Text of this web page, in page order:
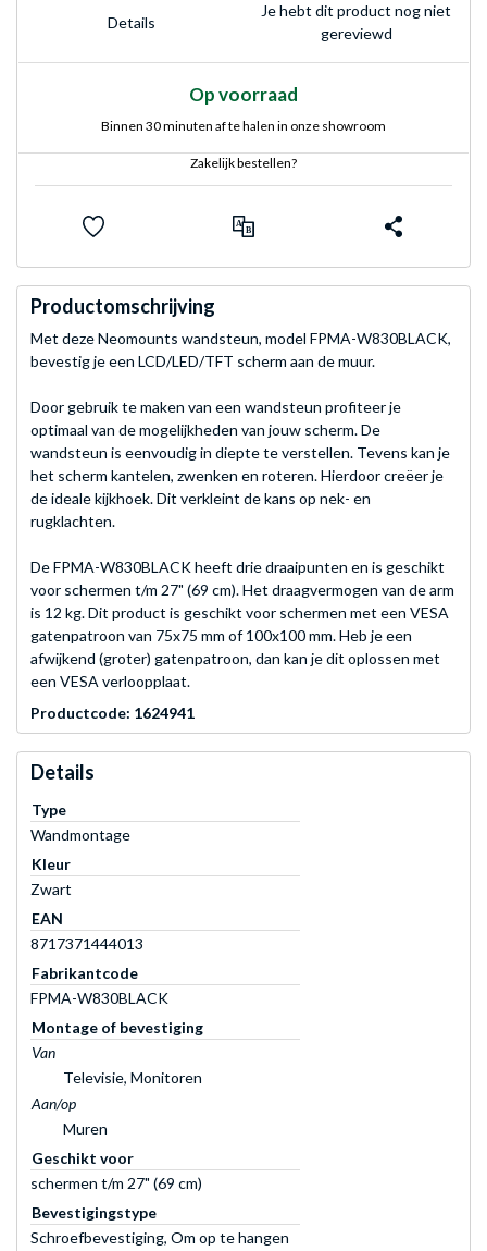
Details
Je hebt dit product nog niet
gereviewd
Op voorraad
Binnen 30 minuten af te halen in onze showroom
Zakelijk bestellen?
Productomschrijving
Met deze Neomounts wandsteun, model FPMA-W830BLACK,
bevestig je een LCD/LED/TFT scherm aan de muur.
Door gebruik te maken van een wandsteun profiteer je
optimaal van de mogelijkheden van jouw scherm. De
wandsteun is eenvoudig in diepte te verstellen. Tevens kan je
het scherm kantelen, zwenken en roteren. Hierdoor creëer je
de ideale kijkhoek. Dit verkleint de kans op nek- en
rugklachten.
De FPMA-W830BLACK heeft drie draaipunten en is geschikt
voor schermen t/m 27" (69 cm). Het draagvermogen van de arm
is 12 kg. Dit product is geschikt voor schermen met een VESA
gatenpatroon van 75x75 mm of 100x100 mm. Heb je een
afwijkend (groter) gatenpatroon, dan kan je dit oplossen met
een VESA verloopplaat.
Productcode: 1624941
Details
Type
Wandmontage
Kleur
Zwart
EAN
8717371444013
Fabrikantcode
FPMA-W830BLACK
Montage of bevestiging
Van
Televisie, Monitoren
Aan/op
Muren
Geschikt voor
schermen t/m 27" (69 cm)
Bevestigingstype
Schroefbevestiging, Om op te hangen